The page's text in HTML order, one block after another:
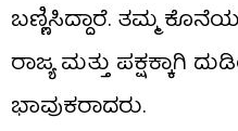
ಬಣ್ಣಿಸಿದ್ದಾರೆ. ತಮ್ಮ
ರಾಜ್ಯ ಮತ್ತು ಪಕ್ಷಕ್ಕಾಗಿ
ಭಾವುಕರಾದರು.